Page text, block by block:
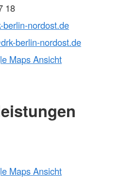
18
berlin-nordost.de
berlin-nordost.de
Maps Ansicht
Maps Ansicht